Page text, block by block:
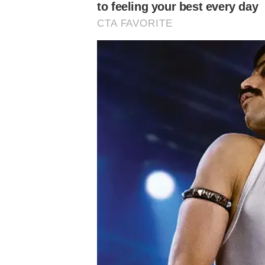
Agora, emprestado ao Red Bull Bragantino desde o
direto pelas primeiras posições da tabela do
atualmente ocupa a vice-liderança, com 44 pontos,
Palmeiras hoje:
Verdão vive
expectativa por
chegada de
empresário
para renovar
com Abel
Vitória
Cerro
fora de